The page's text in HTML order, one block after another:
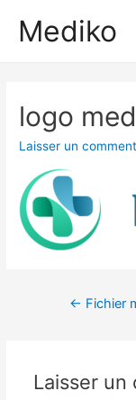
Mediko
logo
Laisser un
Navigation
← Fichier
Laisser un